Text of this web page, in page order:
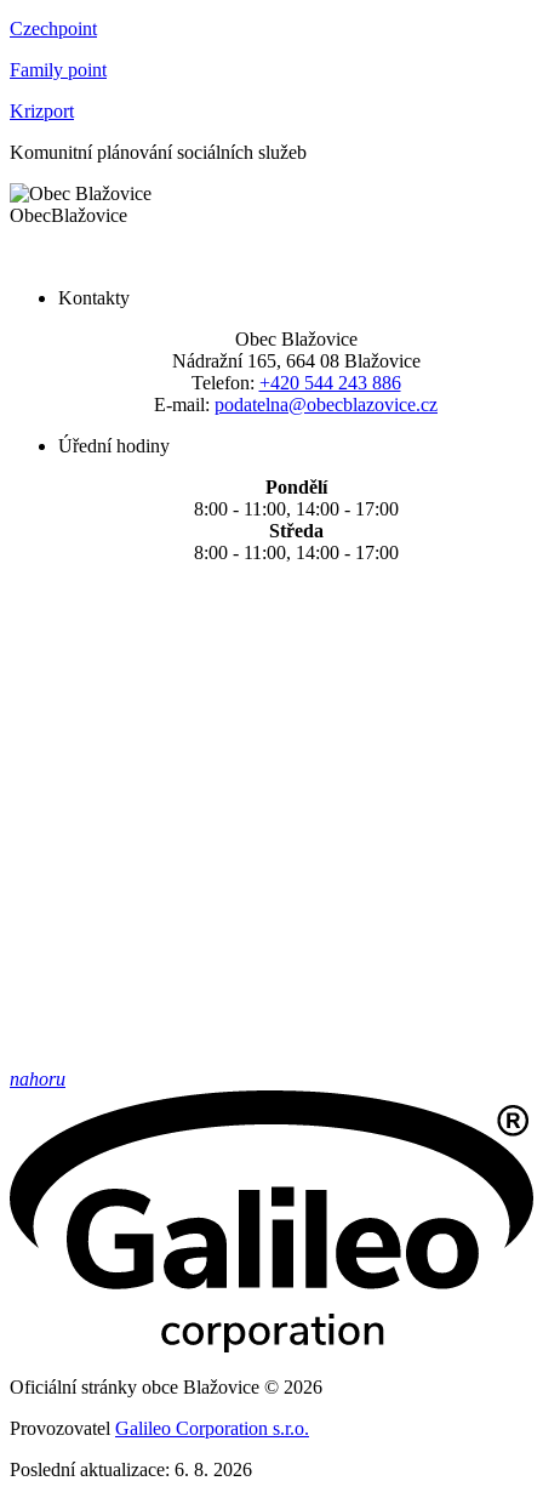
Czechpoint
Family point
Krizport
Komunitní plánování sociálních služeb
ObecBlažovice
Kontakty
Obec Blažovice
Nádražní 165, 664 08 Blažovice
Telefon: +420 544 243 886
E-mail: podatelna@obecblazovice.cz
Úřední hodiny
Pondělí
8:00 - 11:00, 14:00 - 17:00
Středa
8:00 - 11:00, 14:00 - 17:00
nahoru
Oficiální stránky obce Blažovice © 2026
Provozovatel Galileo Corporation s.r.o.
Poslední aktualizace: 6. 8. 2026